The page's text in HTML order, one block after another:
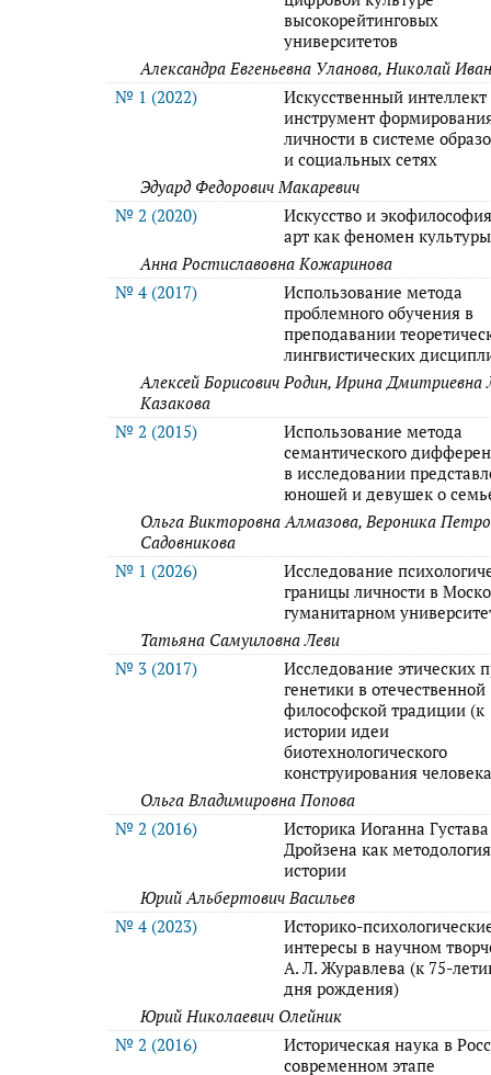
высокорейтинговых
университетов
Александра Евгеньевна Уланова, Николай
№ 1 (2022)
Искусственный интеллект
инструмент
личности в системе
и социальных сетях
Эдуард Федорович Макаревич
№ 2 (2020)
Искусство и
арт как феномен культуры
Анна Ростиславовна Кожаринова
№ 4 (2017)
Использование метода
проблемного обучения в
преподавании
лингвистических
Алексей Борисович Родин, Ирина
Казакова
№ 2 (2015)
Использование метода
семантического
в исследовании
юношей и девушек о
Ольга Викторовна Алмазова, Вероника
Садовникова
№ 1 (2026)
Исследование
границы личности в
гуманитарном
Татьяна Самуиловна Леви
№ 3 (2017)
Исследование этических
генетики в отечественной
философской традиции (к
истории идеи
биотехнологического
конструирования
Ольга Владимировна Попова
№ 2 (2016)
Историка Иоганна Густава
Дройзена как методология
истории
Юрий Альбертович Васильев
№ 4 (2023)
Историко-
интересы в научном
А. Л. Журавлева (к 75-
дня рождения)
Юрий Николаевич Олейник
№ 2 (2016)
Историческая наука в
современном этапе